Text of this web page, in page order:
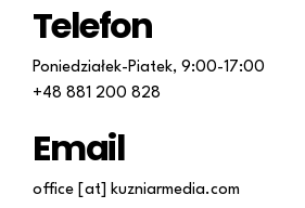
Telefon
Poniedziałek-Piatek, 9:00-17:00
+48 881 200 828
Email
office [at] kuzniarmedia.com